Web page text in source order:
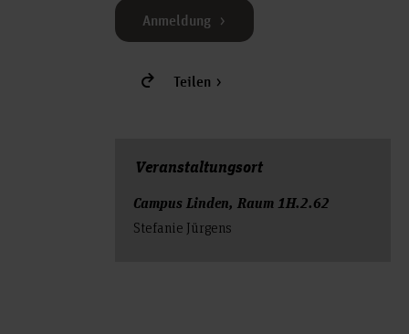
Anmeldung
Teilen
Veranstal­tungs­ort
Campus Linden, Raum 1H.2.62
Stefanie Jürgens